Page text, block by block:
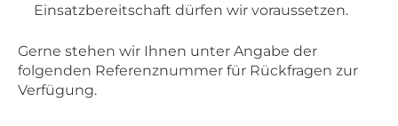
Einsatzbereitschaft dürfen wir voraussetzen.
Gerne stehen wir Ihnen unter Angabe der
folgenden Referenznummer für Rückfragen zur
Verfügung.